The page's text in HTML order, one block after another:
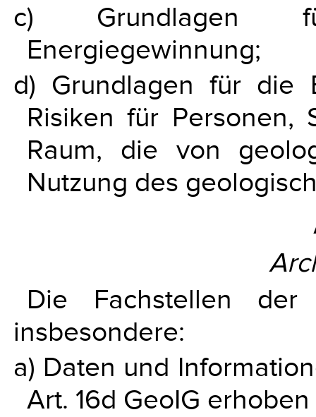
c) Grundlagen
Energiegewinnung;
d) Grundlagen für die
Risiken für Personen,
Raum, die von
Nutzung des
Die Fachstellen der
insbesondere:
a) Daten und
Art. 16d GeoIG